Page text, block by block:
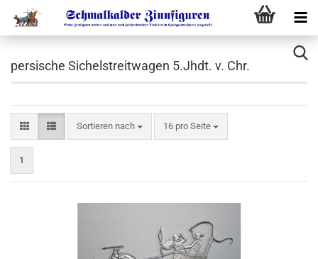
persische Sichelstreitwagen 5.Jhdt. v. Chr.
Sortieren nach 16 pro Seite
1